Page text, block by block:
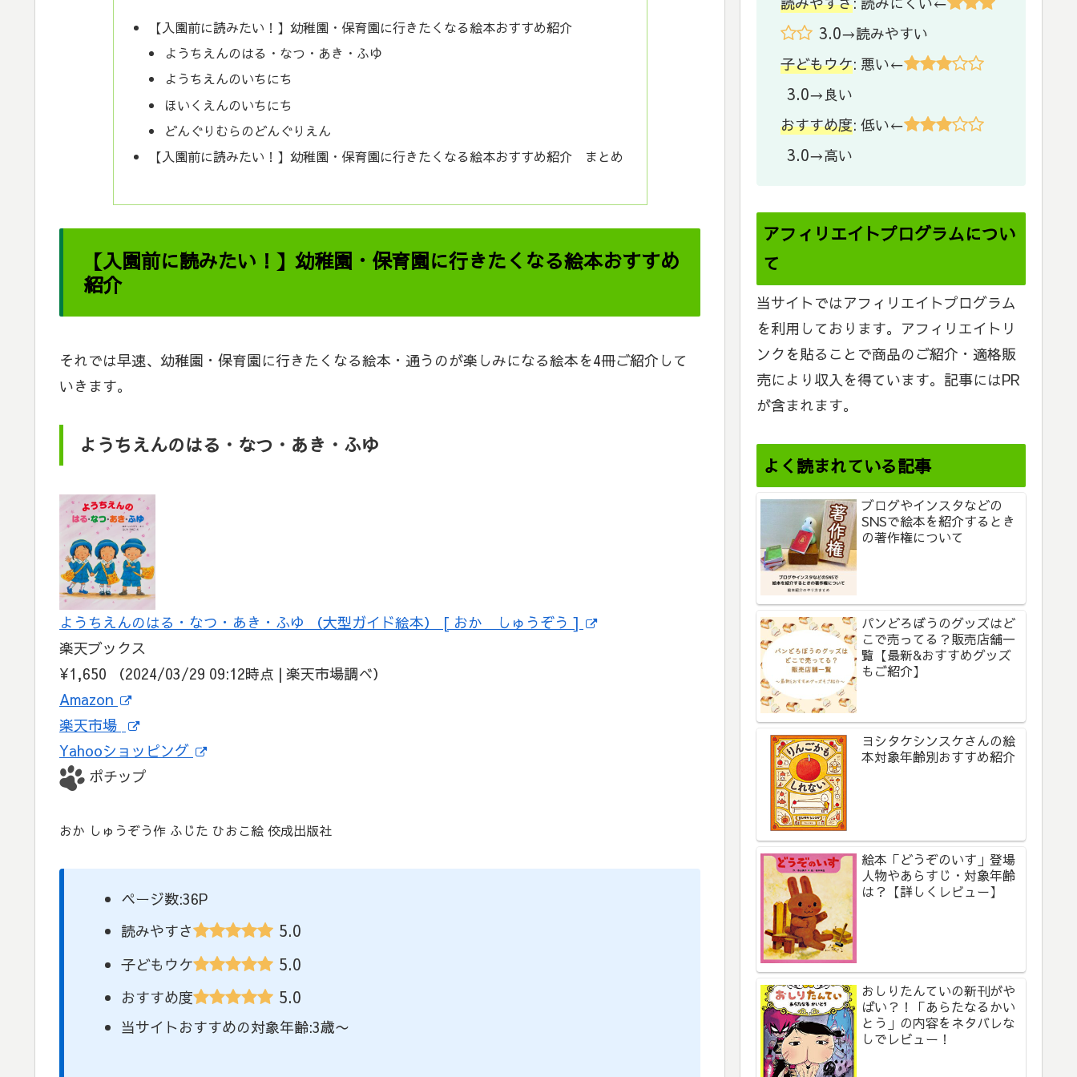
【入園前に読みたい！】幼稚園・保育園に行きたくなる絵本おすすめ紹介
ようちえんのはる・なつ・あき・ふゆ
ようちえんのいちにち
ほいくえんのいちにち
どんぐりむらのどんぐりえん
【入園前に読みたい！】幼稚園・保育園に行きたくなる絵本おすすめ紹介 まとめ
【入園前に読みたい！】幼稚園・保育園に行きたくなる絵本おすすめ
紹介
それでは早速、幼稚園・保育園に行きたくなる絵本・通うのが楽しみになる絵本を4冊ご紹介して
いきます。
ようちえんのはる・なつ・あき・ふゆ
ようちえんのはる・なつ・あき・ふゆ （大型ガイド絵本） [ おか しゅうぞう ]
楽天ブックス
¥1,650
（2024/03/29 09:12時点 | 楽天市場調べ）
Amazon
楽天市場
Yahooショッピング
ポチップ
おか しゅうぞう作 ふじた ひおこ絵 佼成出版社
ページ数:36P
読みやすさ
5.0
子どもウケ 5.0
おすすめ度 5.0
当サイトおすすめの対象年齢:3歳〜
3.0→読みやすい
子どもウケ: 悪い←
3.0→良い
おすすめ度: 低い←
3.0→高い
アフィリエイトプログラムについ
て
当サイトではアフィリエイトプログラム
を利用しております。アフィリエイトリ
ンクを貼ることで商品のご紹介・適格販
売により収入を得ています。記事にはPR
が含まれます。
よく読まれている記事
ブログやインスタなどの
SNSで絵本を紹介するとき
の著作権について
パンどろぼうのグッズはど
こで売ってる？販売店舗一
覧【最新&おすすめグッズ
もご紹介】
ヨシタケシンスケさんの絵
本対象年齢別おすすめ紹介
絵本「どうぞのいす」登場
人物やあらすじ・対象年齢
は？【詳しくレビュー】
おしりたんていの新刊がや
ばい？！「あらたなるかい
とう」の内容をネタバレな
しでレビュー！